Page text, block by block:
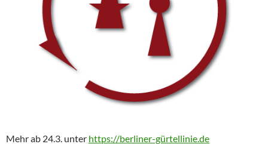
Mehr ab 24.3. unter https://berliner-gürtellinie.de